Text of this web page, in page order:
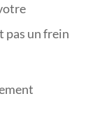
pas un frein